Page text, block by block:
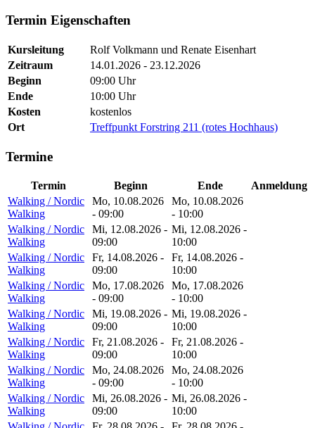
Termin Eigenschaften
Kursleitung
Rolf Volkmann und Renate Eisenhart
Zeitraum
14.01.2026 - 23.12.2026
Beginn
09:00 Uhr
Ende
10:00 Uhr
Kosten
kostenlos
Ort
Treffpunkt Forstring 211 (rotes Hochhaus)
Termine
Termin Beginn Ende
Anmeldung
Walking / Nordic
Walking
Mo, 10.08.2026
- 09:00
Mo, 10.08.2026
- 10:00
Walking / Nordic
Walking
Mi, 12.08.2026 -
09:00
Mi, 12.08.2026 -
10:00
Walking / Nordic
Walking
Fr, 14.08.2026 -
09:00
Fr, 14.08.2026 -
10:00
Walking / Nordic
Walking
Mo, 17.08.2026
- 09:00
Mo, 17.08.2026
- 10:00
Walking / Nordic
Walking
Mi, 19.08.2026 -
09:00
Mi, 19.08.2026 -
10:00
Walking / Nordic
Walking
Fr, 21.08.2026 -
09:00
Fr, 21.08.2026 -
10:00
Walking / Nordic
Walking
Mo, 24.08.2026
- 09:00
Mo, 24.08.2026
- 10:00
Walking / Nordic
Walking
Mi, 26.08.2026 -
09:00
Mi, 26.08.2026 -
10:00